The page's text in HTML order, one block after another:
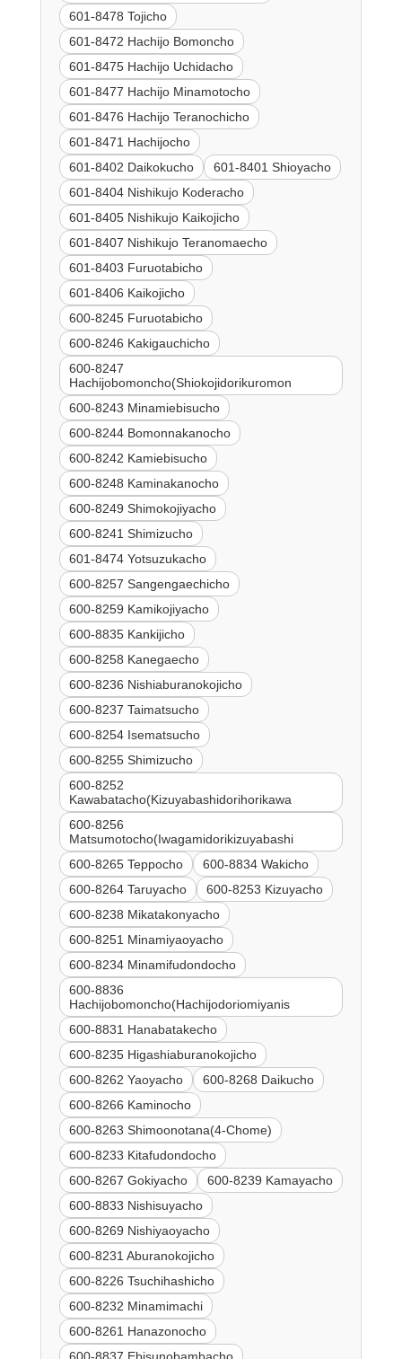
601-8478 Tojicho
601-8472 Hachijo Bomoncho
601-8475 Hachijo Uchidacho
601-8477 Hachijo Minamotocho
601-8476 Hachijo Teranochicho
601-8471 Hachijocho
601-8402 Daikokucho
601-8401 Shioyacho
601-8404 Nishikujo Koderacho
601-8405 Nishikujo Kaikojicho
601-8407 Nishikujo Teranomaecho
601-8403 Furuotabicho
601-8406 Kaikojicho
600-8245 Furuotabicho
600-8246 Kakigauchicho
600-8247
Hachijobomoncho(Shiokojidorikuromon
600-8243 Minamiebisucho
600-8244 Bomonnakanocho
600-8242 Kamiebisucho
600-8248 Kaminakanocho
600-8249 Shimokojiyacho
600-8241 Shimizucho
601-8474 Yotsuzukacho
600-8257 Sangengaechicho
600-8259 Kamikojiyacho
600-8835 Kankijicho
600-8258 Kanegaecho
600-8236 Nishiaburanokojicho
600-8237 Taimatsucho
600-8254 Isematsucho
600-8255 Shimizucho
600-8252
Kawabatacho(Kizuyabashidorihorikawa
600-8256
Matsumotocho(Iwagamidorikizuyabashi
600-8265 Teppocho
600-8834 Wakicho
600-8264 Taruyacho
600-8253 Kizuyacho
600-8238 Mikatakonyacho
600-8251 Minamiyaoyacho
600-8234 Minamifudondocho
600-8836
Hachijobomoncho(Hachijodoriomiyanis
600-8831 Hanabatakecho
600-8235 Higashiaburanokojicho
600-8262 Yaoyacho
600-8268 Daikucho
600-8266 Kaminocho
600-8263 Shimoonotana(4-Chome)
600-8233 Kitafudondocho
600-8267 Gokiyacho
600-8239 Kamayacho
600-8833 Nishisuyacho
600-8269 Nishiyaoyacho
600-8231 Aburanokojicho
600-8226 Tsuchihashicho
600-8232 Minamimachi
600-8261 Hanazonocho